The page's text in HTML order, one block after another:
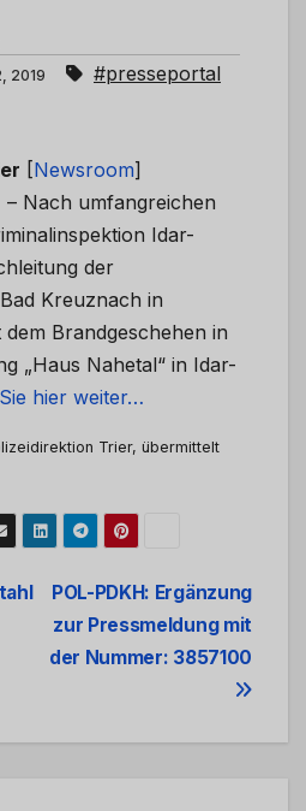
2019 #presseportal
[Newsroom]
Nach umfangreichen
Idar-
der
Kreuznach in
Brandgeschehen in
„Haus Nahetal“ in Idar-
hier weiter…
Trier, übermittelt
POL-PDKH: Ergänzung
zur Pressmeldung mit
der Nummer: 3857100